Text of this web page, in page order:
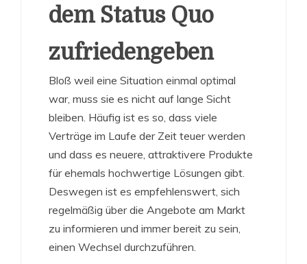
dem Status Quo
zufriedengeben
Bloß weil eine Situation einmal optimal
war, muss sie es nicht auf lange Sicht
bleiben. Häufig ist es so, dass viele
Verträge im Laufe der Zeit teuer werden
und dass es neuere, attraktivere Produkte
für ehemals hochwertige Lösungen gibt.
Deswegen ist es empfehlenswert, sich
regelmäßig über die Angebote am Markt
zu informieren und immer bereit zu sein,
einen Wechsel durchzuführen.